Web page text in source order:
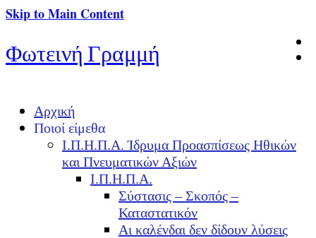
Skip to Main Content
Φωτεινή Γραμμή
Αρχική
Ποιοί είμεθα
Ι.Π.Η.Π.Α. Ίδρυμα Προασπίσεως Ηθικών
και Πνευματικών Αξιών
Ι.Π.Η.Π.Α.
Σύστασις – Σκοπός –
Καταστατικόν
Αι καλένδαι δεν δίδουν λύσεις